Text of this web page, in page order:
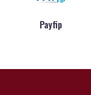
Payfip